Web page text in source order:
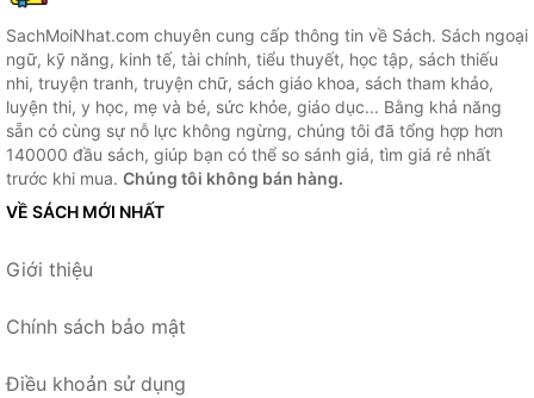
SachMoiNhat.com chuyên cung cấp thông tin về Sách. Sách ngoại
ngữ, kỹ năng, kinh tế, tài chính, tiểu thuyết, học tập, sách thiếu
nhi, truyện tranh, truyện chữ, sách giáo khoa, sách tham khảo,
luyện thi, y học, mẹ và bé, sức khỏe, giáo dục... Bằng khả năng
sẵn có cùng sự nỗ lực không ngừng, chúng tôi đã tổng hợp hơn
140000 đầu sách, giúp bạn có thể so sánh giá, tìm giá rẻ nhất
trước khi mua. Chúng tôi không bán hàng.
VỀ SÁCH MỚI NHẤT
Giới thiệu
Chính sách bảo mật
Điều khoản sử dụng